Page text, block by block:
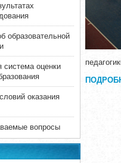
образовательной
система оценки
оказания
вопросы